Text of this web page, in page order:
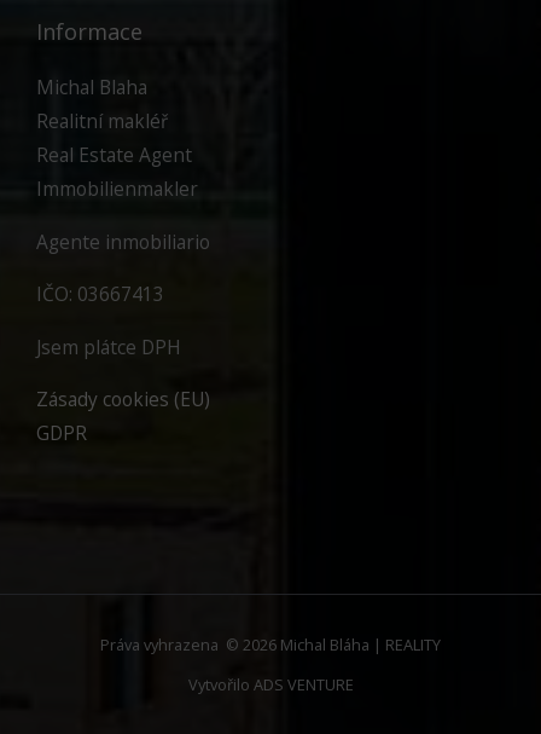
Informace
Michal Blaha
Realitní makléř
Real Estate Agent
Immobilienmakler
Agente inmobiliario
IČO: 03667413
Jsem plátce DPH
Zásady cookies (EU)
GDPR
Práva vyhrazena © 2026 Michal Bláha | REALITY
Vytvořilo ADS VENTURE